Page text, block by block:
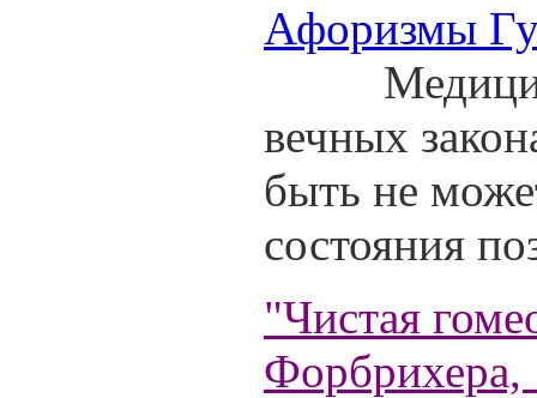
Афоризмы
вечных
быть не
состояния
"Чистая
Форбрихера,